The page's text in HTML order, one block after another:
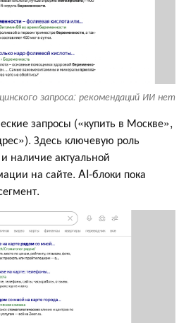
запроса: рекомендаций ИИ нет
запросы («купить в Москве»,
Здесь ключевую роль
наличие актуальной
на сайте. AI-блоки пока